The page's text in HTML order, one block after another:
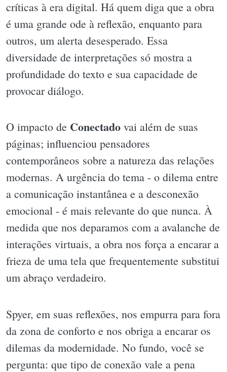
críticas à era digital. Há quem diga que a obra
é uma grande ode à reflexão, enquanto para
outros, um alerta desesperado. Essa
diversidade de interpretações só mostra a
profundidade do texto e sua capacidade de
provocar diálogo.
O impacto de Conectado vai além de suas
páginas; influenciou pensadores
contemporâneos sobre a natureza das relações
modernas. A urgência do tema - o dilema entre
a comunicação instantânea e a desconexão
emocional - é mais relevante do que nunca. À
medida que nos deparamos com a avalanche de
interações virtuais, a obra nos força a encarar a
frieza de uma tela que frequentemente substitui
um abraço verdadeiro.
Spyer, em suas reflexões, nos empurra para fora
da zona de conforto e nos obriga a encarar os
dilemas da modernidade. No fundo, você se
pergunta: que tipo de conexão vale a pena